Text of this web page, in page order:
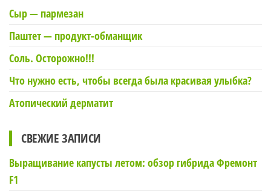
Сыр — пармезан
Паштет — продукт-обманщик
Соль. Осторожно!!!
Что нужно есть, чтобы всегда была красивая улыбка?
Атопический дерматит
СВЕЖИЕ ЗАПИСИ
Выращивание капусты летом: обзор гибрида Фремонт
F1